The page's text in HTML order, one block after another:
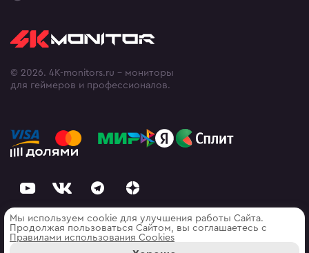
© 2026. 4K-monitors.ru - мониторы
для геймеров и профессионалов.
Мы используем cookie для улучшения работы Сайта.
Продолжая пользоваться Сайтом, вы соглашаетесь с
Правилами использования Cооkies